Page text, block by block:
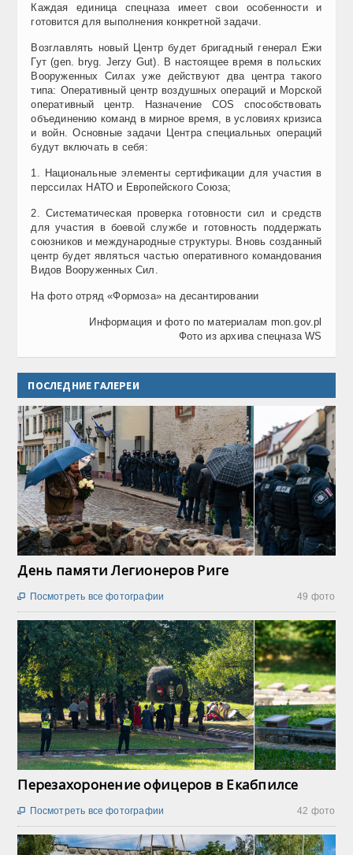
Каждая единица спецназа имеет свои особенности и
готовится для выполнения конкретной задачи.
Возглавлять новый Центр будет бригадный генерал Ежи
Гут (gen. bryg. Jerzy Gut). В настоящее время в польских
Вооруженных Силах уже действуют два центра такого
типа: Оперативный центр воздушных операций и Морской
оперативный центр. Назначение COS способствовать
объединению команд в мирное время, в условиях кризиса
и войн. Основные задачи Центра специальных операций
будут включать в себя:
1. Национальные элементы сертификации для участия в
перссилах НАТО и Европейского Союза;
2. Систематическая проверка готовности сил и средств
для участия в боевой службе и готовность поддержать
союзников и международные структуры. Вновь созданный
центр будет являться частью оперативного командования
Видов Вооруженных Сил.
На фото отряд «Формоза» на десантировании
Информация и фото по материалам mon.gov.pl
Фото из архива спецназа WS
ПОСЛЕДНИЕ ГАЛЕРЕИ
День памяти Легионеров Риге
49 фото
 Посмотреть все фотографии
Перезахоронение офицеров в Екабпилсе
42 фото
 Посмотреть все фотографии